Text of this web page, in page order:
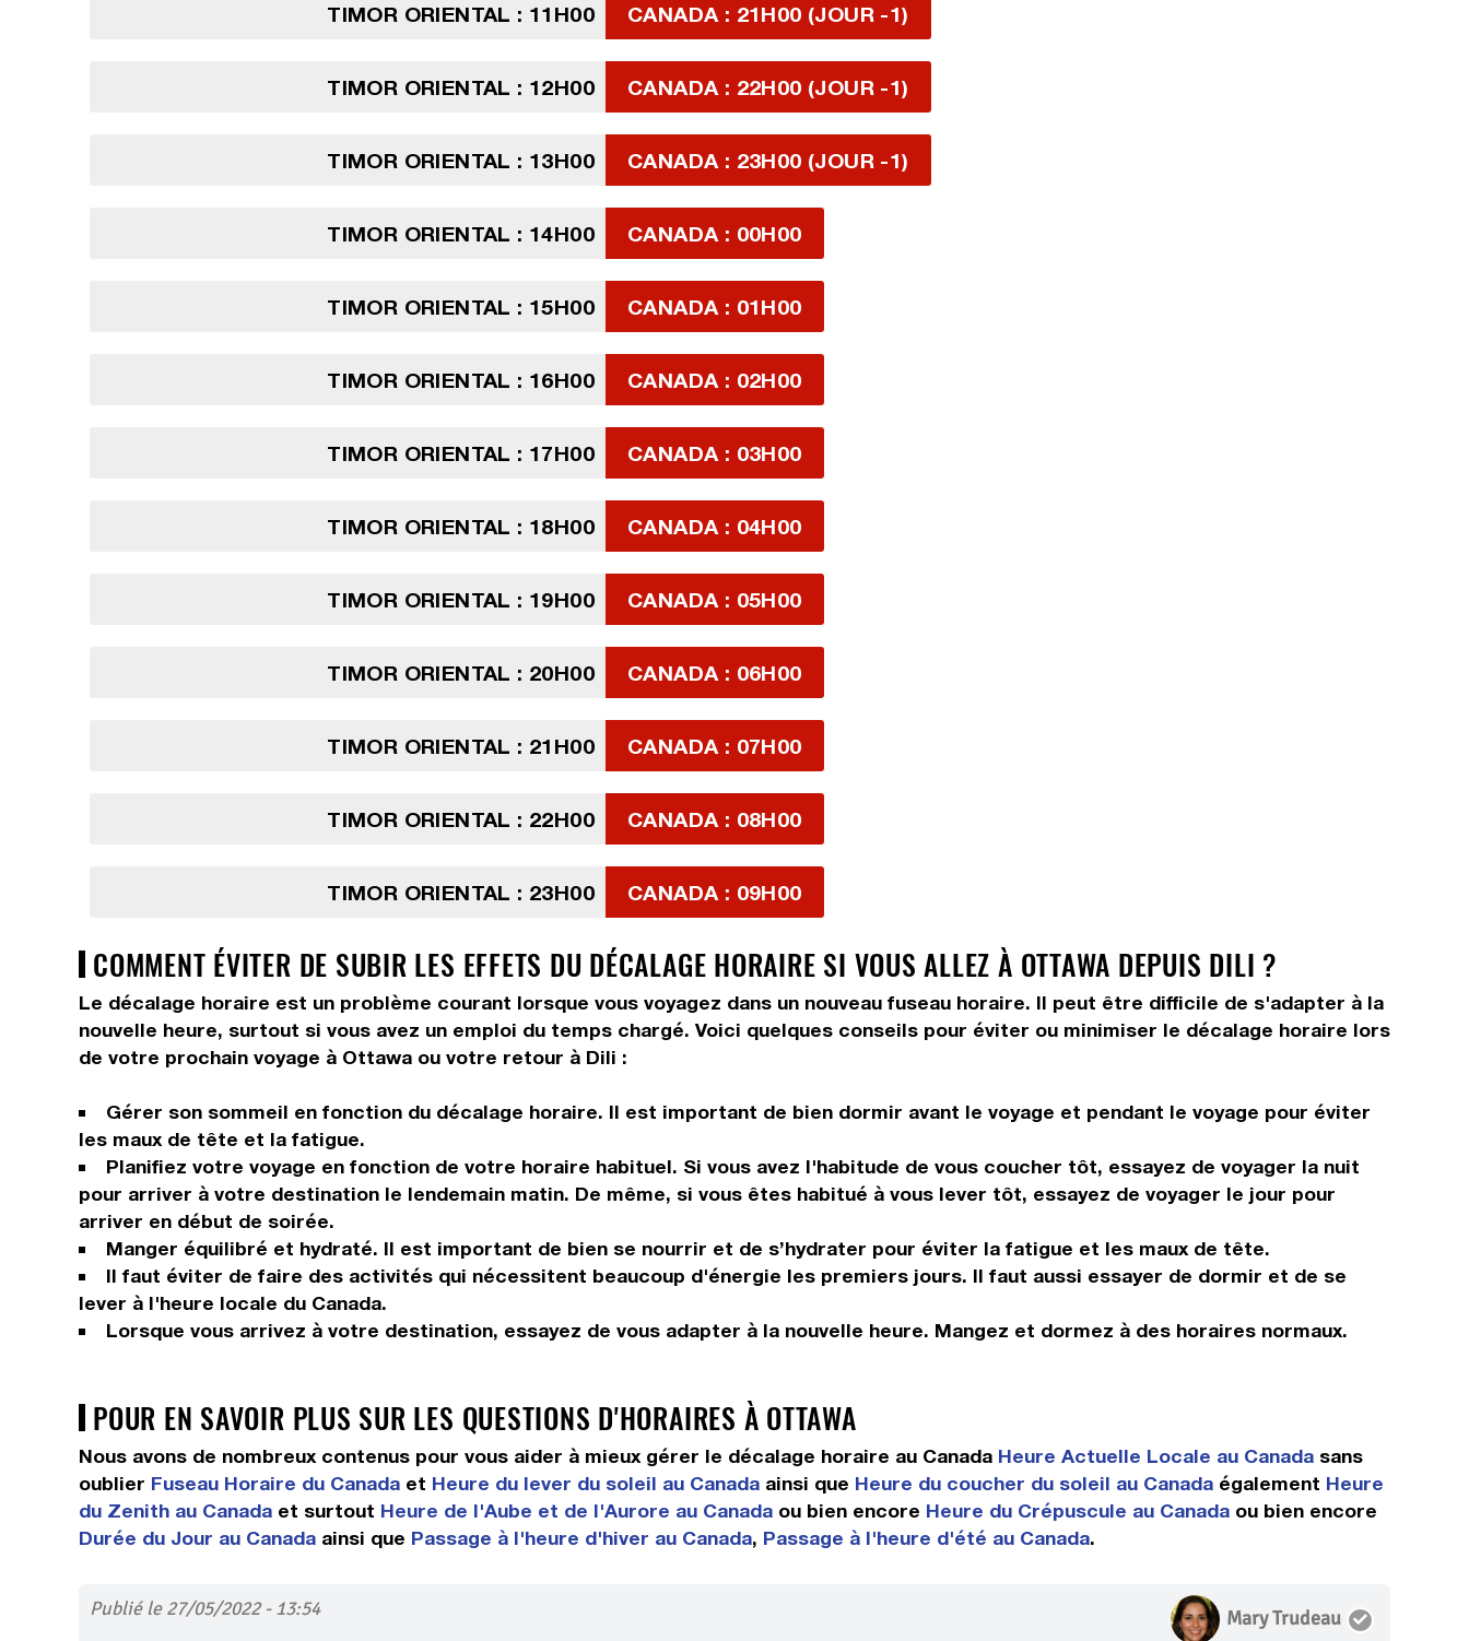
TIMOR ORIENTAL : 11H00 CANADA : 21H00 (JOUR -1)
TIMOR ORIENTAL : 12H00 CANADA : 22H00 (JOUR -1)
TIMOR ORIENTAL : 13H00 CANADA : 23H00 (JOUR -1)
TIMOR ORIENTAL : 14H00 CANADA : 00H00
TIMOR ORIENTAL : 15H00 CANADA : 01H00
TIMOR ORIENTAL : 16H00 CANADA : 02H00
TIMOR ORIENTAL : 17H00 CANADA : 03H00
TIMOR ORIENTAL : 18H00 CANADA : 04H00
TIMOR ORIENTAL : 19H00 CANADA : 05H00
TIMOR ORIENTAL : 20H00 CANADA : 06H00
TIMOR ORIENTAL : 21H00 CANADA : 07H00
TIMOR ORIENTAL : 22H00 CANADA : 08H00
TIMOR ORIENTAL : 23H00 CANADA : 09H00
COMMENT ÉVITER DE SUBIR LES EFFETS DU DÉCALAGE HORAIRE SI VOUS ALLEZ À OTTAWA DEPUIS DILI ?
Le décalage horaire est un problème courant lorsque vous voyagez dans un nouveau fuseau horaire. Il peut être difficile de s'adapter à la
nouvelle heure, surtout si vous avez un emploi du temps chargé. Voici quelques conseils pour éviter ou minimiser le décalage horaire lors
de votre prochain voyage à Ottawa ou votre retour à Dili :
Gérer son sommeil en fonction du décalage horaire. Il est important de bien dormir avant le voyage et pendant le voyage pour éviter
les maux de tête et la fatigue.
Planifiez votre voyage en fonction de votre horaire habituel. Si vous avez l'habitude de vous coucher tôt, essayez de voyager la nuit
pour arriver à votre destination le lendemain matin. De même, si vous êtes habitué à vous lever tôt, essayez de voyager le jour pour
arriver en début de soirée.
Manger équilibré et hydraté. Il est important de bien se nourrir et de s’hydrater pour éviter la fatigue et les maux de tête.
Il faut éviter de faire des activités qui nécessitent beaucoup d'énergie les premiers jours. Il faut aussi essayer de dormir et de se
lever à l'heure locale du Canada.
Lorsque vous arrivez à votre destination, essayez de vous adapter à la nouvelle heure. Mangez et dormez à des horaires normaux.
POUR EN SAVOIR PLUS SUR LES QUESTIONS D'HORAIRES À OTTAWA
Nous avons de nombreux contenus pour vous aider à mieux gérer le décalage horaire au Canada Heure Actuelle Locale au Canada sans
oublier Fuseau Horaire du Canada et Heure du lever du soleil au Canada ainsi que Heure du coucher du soleil au Canada également Heure
du Zenith au Canada et surtout Heure de l'Aube et de l'Aurore au Canada ou bien encore Heure du Crépuscule au Canada ou bien encore
Durée du Jour au Canada ainsi que Passage à l'heure d'hiver au Canada, Passage à l'heure d'été au Canada.
Publié le 27/05/2022 - 13:54 Mary Trudeau